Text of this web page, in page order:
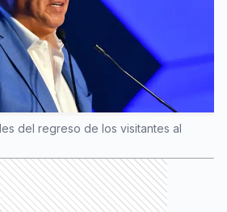
del regreso de los visitantes al